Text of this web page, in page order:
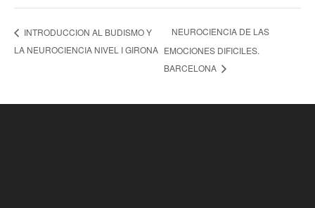
INTRODUCCION AL BUDISMO Y
LA NEUROCIENCIA NIVEL I GIRONA
NEUROCIENCIA DE LAS
EMOCIONES DIFICILES.
BARCELONA